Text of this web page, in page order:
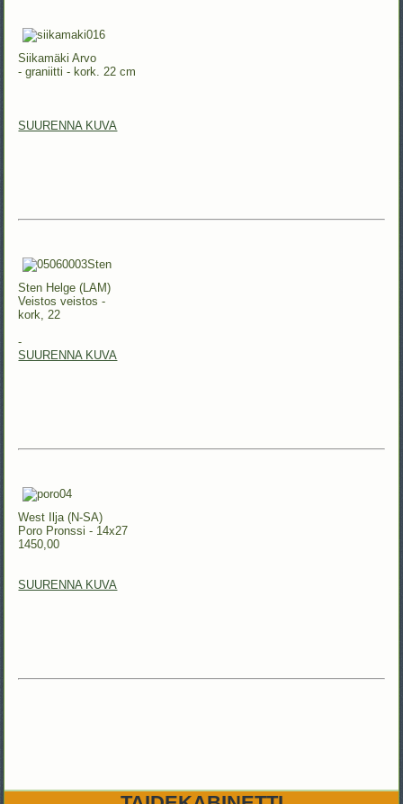
Siikamäki Arvo
- graniitti - kork. 22 cm
SUURENNA KUVA
Sten Helge (LAM)
Veistos veistos -
kork, 22
-
SUURENNA KUVA
West Ilja (N-SA)
Poro Pronssi - 14x27
1450,00
SUURENNA KUVA